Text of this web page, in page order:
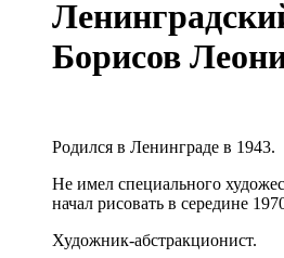
Борисов
Родился в Ленинграде в 1943.
Не имел специального
начал рисовать в середине
Художник-абстракционист.